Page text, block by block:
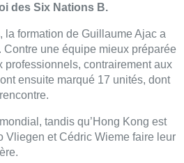
des Six Nations B.
la formation de Guillaume Ajac a
une équipe mieux préparée
professionnels, contrairement aux
ensuite marqué 17 unités, dont
tandis qu’Hong Kong est
Vliegen et Cédric Wieme faire leur